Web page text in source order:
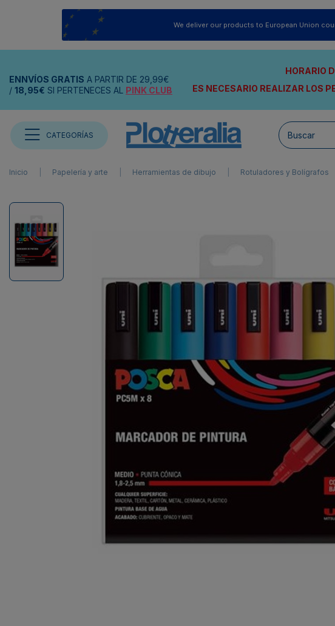
We deliver our products to European Union
ENNVÍOS GRATIS A PARTIR DE 29,99€
/ 18,95€ SI PERTENECES AL PINK CLUB
HORARIO
ES NECESARIO REALIZAR LOS
CATEGORÍAS
Inicio Papelería y arte Herramientas de dibujo Rotuladores y Bolígrafos